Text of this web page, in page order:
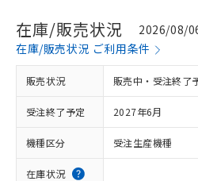
在庫/販売状況
2026/08/
在庫/販売状況 ご利用条件
販売状況 販売中・受注終了
受注終了予定 2027年6月
機種区分 受注生産機種
在庫状況